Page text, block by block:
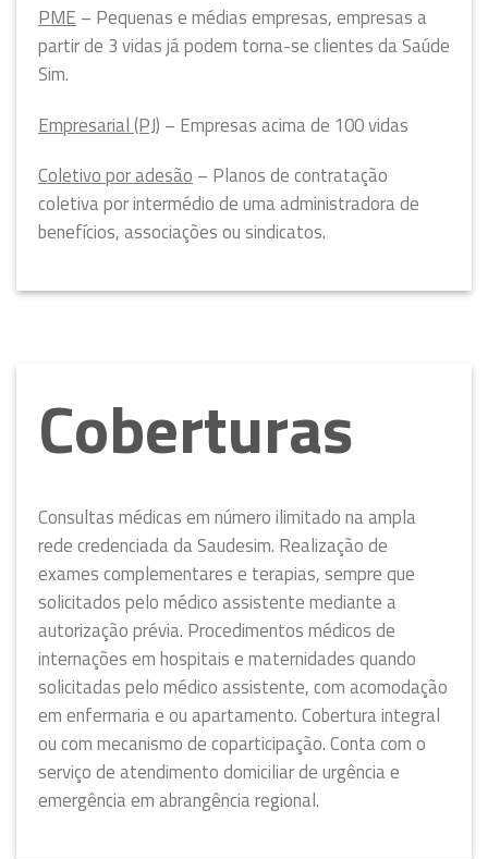
PME – Pequenas e médias empresas, empresas a
partir de 3 vidas já podem torna-se clientes da Saúde
Sim.
Empresarial (PJ) – Empresas acima de 100 vidas
Coletivo por adesão– Planos de contratação
coletiva por intermédio de uma administradora de
benefícios, associações ou sindicatos.
Coberturas
Consultas médicas em número ilimitado na ampla
rede credenciada da Saudesim. Realização de
exames complementares e terapias, sempre que
solicitados pelo médico assistente mediante a
autorização prévia. Procedimentos médicos de
internações em hospitais e maternidades quando
solicitadas pelo médico assistente, com acomodação
em enfermaria e ou apartamento. Cobertura integral
ou com mecanismo de coparticipação. Conta com o
serviço de atendimento domiciliar de urgência e
emergência em abrangência regional.